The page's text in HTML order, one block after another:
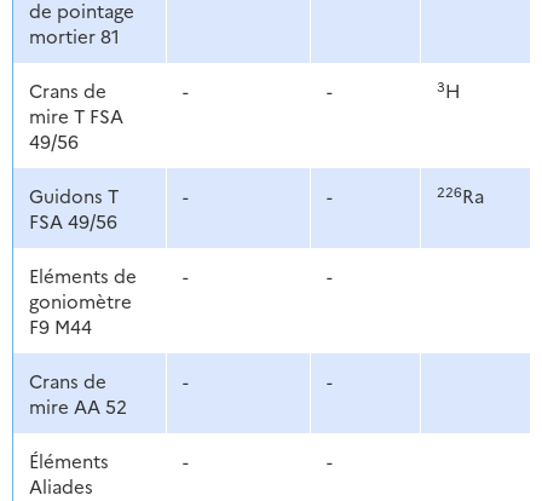
de pointage
mortier 81
Crans de
mire T FSA
49/56
- - 3H
Guidons T
FSA 49/56
- - 226Ra
Eléments de
goniomètre
F9 M44
- -
Crans de
mire AA 52
- -
Éléments
Aliades
- -